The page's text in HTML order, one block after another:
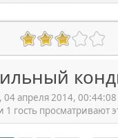
04 апреля 2014, 00:44:08
гость просматривают